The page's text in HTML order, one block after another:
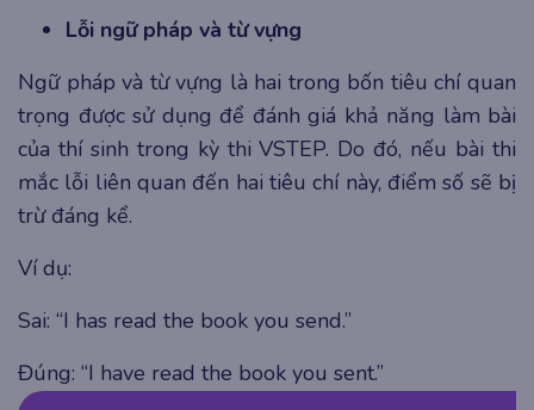
Lỗi ngữ pháp và từ vựng
Ngữ pháp và từ vựng là hai trong bốn tiêu chí quan
trọng được sử dụng để đánh giá khả năng làm bài
của thí sinh trong kỳ thi VSTEP. Do đó, nếu bài thi
mắc lỗi liên quan đến hai tiêu chí này, điểm số sẽ bị
trừ đáng kể.
Ví dụ:
Sai: “I has read the book you send.”
Đúng: “I have read the book you sent.”